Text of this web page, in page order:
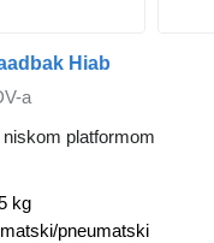
Hiab
a
platformom
kg
pneumatski